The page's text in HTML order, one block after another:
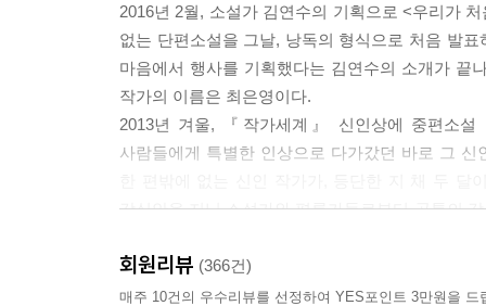
시간은 지나고 사람들은 떠나고 우리는 다시 혼자
그 사실을 받아들이지 않으면 기억은 현재를 부식
할머니는 그렇게 말했었다.
나는 그 말을 언제나 기억한다.
---「한지와 영주」중에서
---「미카엘라」중에서
2016년 2월, 소설가 김연수의 기획으로 <우리가
없는 단편소설을 그날, 낭독의 형식으로 처음 발
마음에서 행사를 기획했다는 김연수의 소개가 끝
작가의 이름은 최은영이다.
2013년 겨울, 『작가세계』 신인상에 중편소
사람들에게 특별한 인상으로 다가갔던 바로 그 신
감식안을 지닌 소설가와 평론가들로부터 공통의
요구―로부터 물러나, 별다른 기교 없이 담백하게
미소」가 지닌 특별함이 담겨 있다. 그러니까, “고
회원리뷰 (366건)
매주 10건의 우수리뷰를 선정하여 YES포인트 3만원을 드